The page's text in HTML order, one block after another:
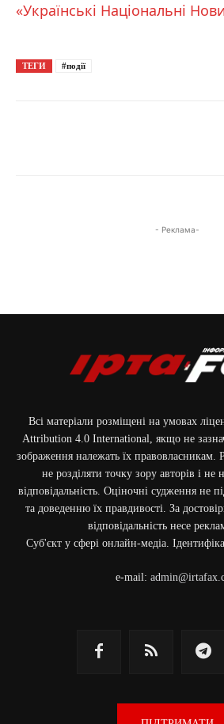
«Українські Національні
ТЕГИ #події
- Реклама-
Всі матеріали розміщені на умовах
Attribution 4.0 International, якщо не
зображення належать їх правовласникам.
не розділяти точку зору авторів і не
відповідальність. Оціночні судження не
та доведенню їх правдивості. За
відповідальність несе
Cуб'єкт у сфері онлайн-медіа.
e-mail: